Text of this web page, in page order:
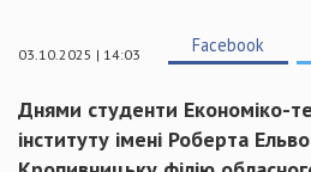
03.10.2025 | 14:03 Facebook
Днями студенти Економіко-
інституту імені Роберта